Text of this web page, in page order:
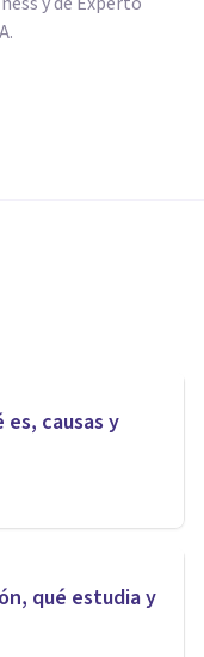
causas y
qué estudia y
la
de